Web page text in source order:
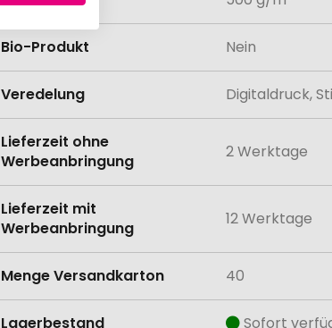
Bio-Produkt Nein
Veredelung Digitaldruck,
Lieferzeit ohne
Werbeanbringung
2 Werktage
Lieferzeit mit
Werbeanbringung
12 Werktage
Menge Versandkarton 40
Lagerbestand Sofort